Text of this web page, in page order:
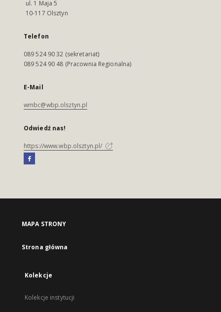
ul. 1 Maja 5
10-117 Olsztyn
Telefon
089 524 90 32 (sekretariat)
089 524 90 48 (Pracownia Regionalna)
E-Mail
wmbc@wbp.olsztyn.pl
Odwiedź nas!
https://www.wbp.olsztyn.pl/
MAPA STRONY
Strona główna
Kolekcje
Kolekcje instytucji